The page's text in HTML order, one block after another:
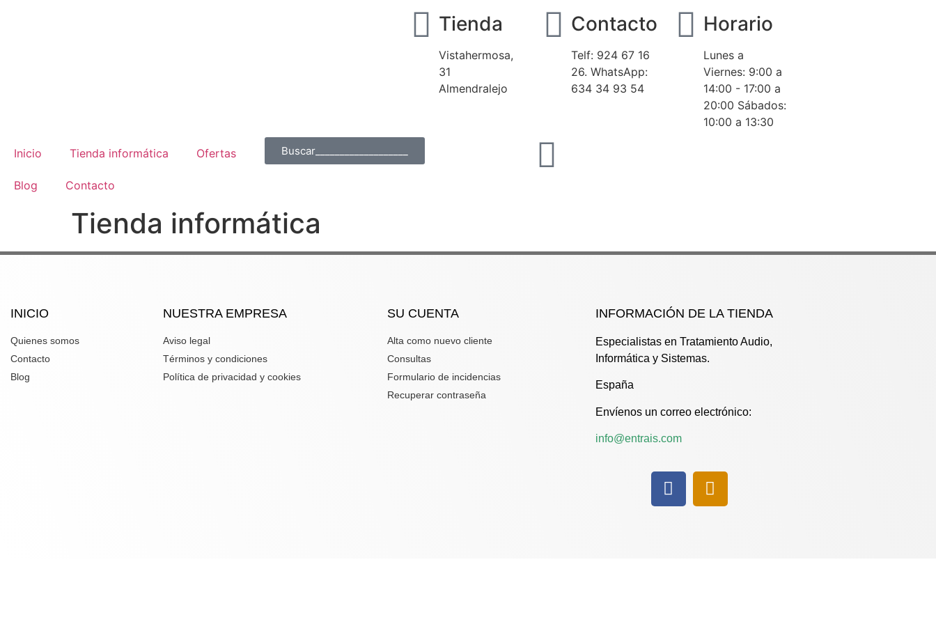
Tienda
Vistahermosa,
31
Almendralejo
Contacto
Telf: 924 67 16
26. WhatsApp:
634 34 93 54
Horario
Lunes a
Viernes: 9:00 a
14:00 - 17:00 a
20:00 Sábados:
10:00 a 13:30
Inicio Tienda informática Ofertas
Blog Contacto
Buscar___________________
Tienda informática
INICIO
Quienes somos
Contacto
Blog
NUESTRA EMPRESA
Aviso legal
Términos y condiciones
Política de privacidad y cookies
SU CUENTA
Alta como nuevo cliente
Consultas
Formulario de incidencias
Recuperar contraseña
INFORMACIÓN DE LA TIENDA
Especialistas en Tratamiento Audio,
Informática y Sistemas.
España
Envíenos un correo electrónico:
info@entrais.com